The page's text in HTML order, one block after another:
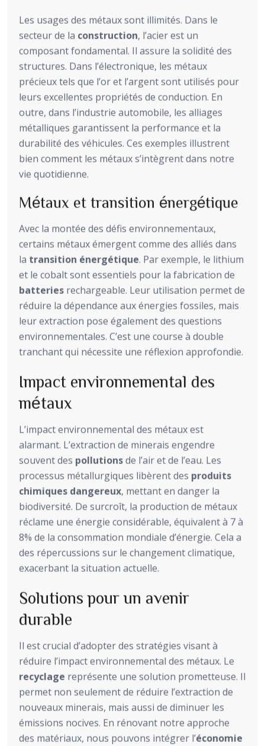
Les usages des métaux sont illimités. Dans le
secteur de la construction, l’acier est un
composant fondamental. Il assure la solidité des
structures. Dans l’électronique, les métaux
précieux tels que l’or et l’argent sont utilisés pour
leurs excellentes propriétés de conduction. En
outre, dans l’industrie automobile, les alliages
métalliques garantissent la performance et la
durabilité des véhicules. Ces exemples illustrent
bien comment les métaux s’intègrent dans notre
vie quotidienne.
Métaux et transition énergétique
Avec la montée des défis environnementaux,
certains métaux émergent comme des alliés dans
la transition énergétique. Par exemple, le lithium
et le cobalt sont essentiels pour la fabrication de
batteries rechargeable. Leur utilisation permet de
réduire la dépendance aux énergies fossiles, mais
leur extraction pose également des questions
environnementales. C’est une course à double
tranchant qui nécessite une réflexion approfondie.
Impact environnemental des
métaux
L’impact environnemental des métaux est
alarmant. L’extraction de minerais engendre
souvent des pollutionsde l’air et de l’eau. Les
processus métallurgiques libèrent des produits
chimiques dangereux, mettant en danger la
biodiversité. De surcroît, la production de métaux
réclame une énergie considérable, équivalent à 7 à
8% de la consommation mondiale d’énergie. Cela a
des répercussions sur le changement climatique,
exacerbant la situation actuelle.
Solutions pour un avenir
durable
Il est crucial d’adopter des stratégies visant à
réduire l’impact environnemental des métaux. Le
recyclage représente une solution prometteuse. Il
permet non seulement de réduire l’extraction de
nouveaux minerais, mais aussi de diminuer les
émissions nocives. En rénovant notre approche
des matériaux, nous pouvons intégrer l’économie